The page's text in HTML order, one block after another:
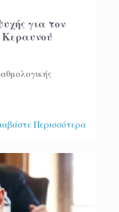
για τον
Περισσότερα